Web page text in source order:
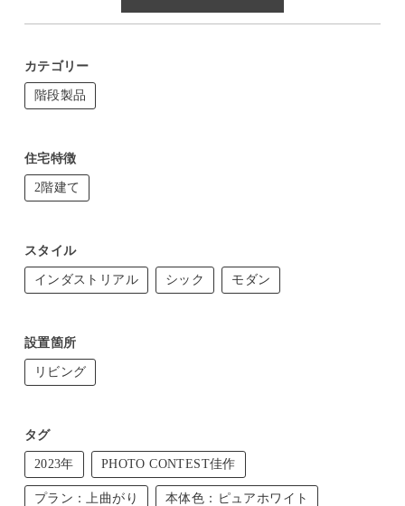
カテゴリー
階段製品
住宅特徴
2階建て
スタイル
インダストリアル シック モダン
設置箇所
リビング
タグ
2023年 PHOTO CONTEST佳作
プラン：上曲がり 本体色：ピュアホワイト